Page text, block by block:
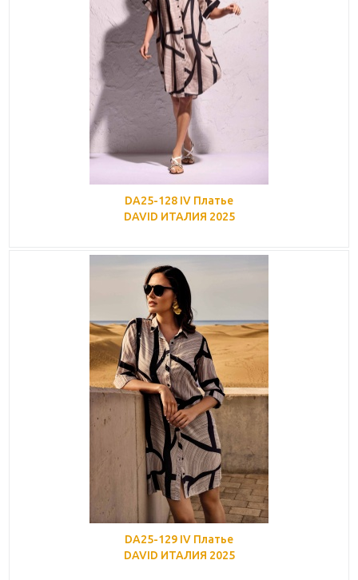
DA25-128 IV Платье
DAVID ИТАЛИЯ 2025
DA25-129 IV Платье
DAVID ИТАЛИЯ 2025